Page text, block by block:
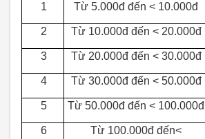
1 Từ 5.000đ đến < 10.000đ
2 Từ 10.000đ đến < 20.000đ
3 Từ 20.000đ đến < 30.000đ
4 Từ 30.000đ đến < 50.000đ
5 Từ 50.000đ đến < 100.000đ
6
Từ 100.000đ đến<